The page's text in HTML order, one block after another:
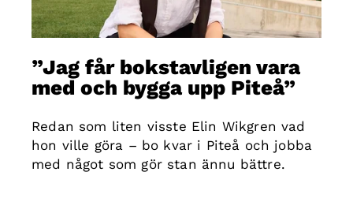
”Jag får bokstavligen vara
med och bygga upp Piteå”
Redan som liten visste Elin Wikgren vad
hon ville göra – bo kvar i Piteå och jobba
med något som gör stan ännu bättre.